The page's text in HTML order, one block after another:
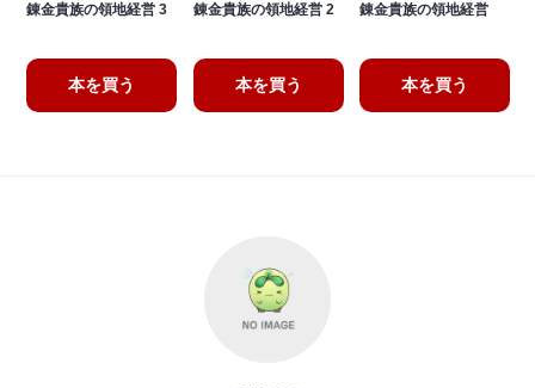
錬金貴族の領地経営 3
本を買う
錬金貴族の領地経営 2
本を買う
錬金貴族の領地経営
本を買う